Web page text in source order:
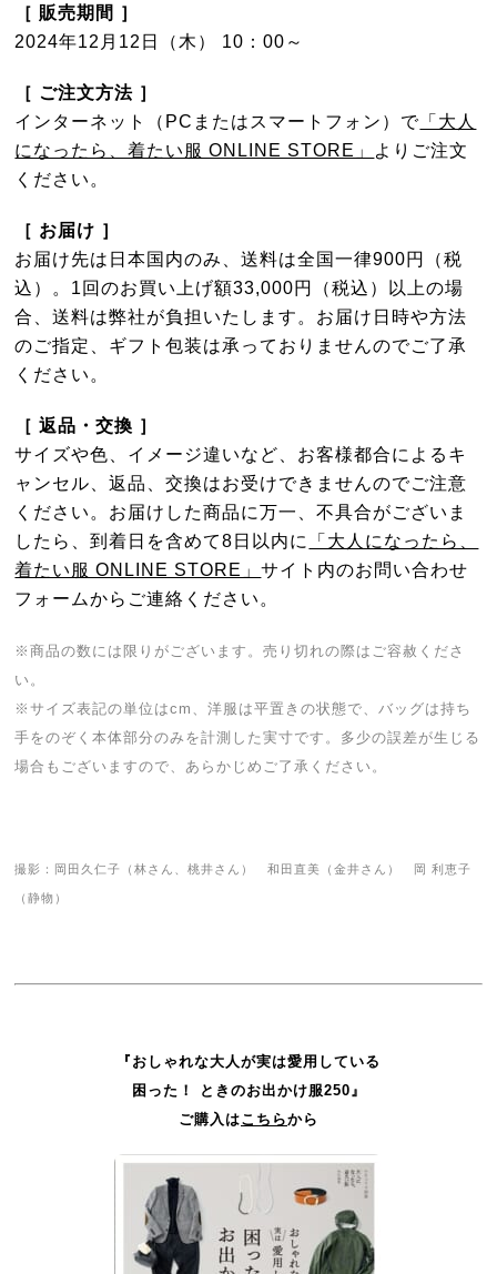
［ 販売期間 ］
2024年12月12日（木） 10：00～
［ ご注文方法 ］
インターネット（PCまたはスマートフォン）で 「大人
になったら、着たい服 ONLINE STORE」 よりご注文
ください。
［ お届け ］
お届け先は日本国内のみ、送料は全国一律900円（税
込）。1回のお買い上げ額33,000円（税込）以上の場
合、送料は弊社が負担いたします。お届け日時や方法
のご指定、ギフト包装は承っておりませんのでご了承
ください。
［ 返品・交換 ］
サイズや色、イメージ違いなど、お客様都合によるキ
ャンセル、返品、交換はお受けできませんのでご注意
ください。お届けした商品に万一、不具合がございま
したら、到着日を含めて8日以内に
「大人になったら、
着たい服 ONLINE STORE」サイト内のお問い合わせ
フォームからご連絡ください。
※商品の数には限りがございます。売り切れの際はご容赦くださ
い。
※サイズ表記の単位はcm、洋服は平置きの状態で、バッグは持ち
手をのぞく本体部分のみを計測した実寸です。多少の誤差が生じる
場合もございますので、あらかじめご了承ください。
撮影：岡田久仁子（林さん、桃井さん） 和田直美（金井さん） 岡 利恵子
（静物）
『おしゃれな大人が実は愛用している
困った！ ときのお出かけ服250』
ご購入はこちらから